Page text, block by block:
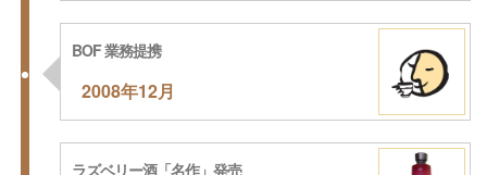
2008年12月
BOF 業務提携
ラズベリー酒「名作」発売